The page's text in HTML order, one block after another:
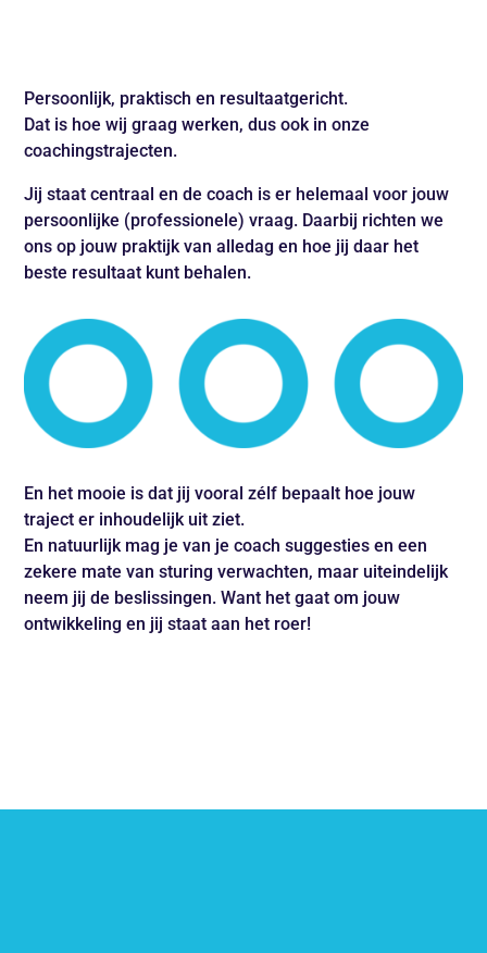
Persoonlijk, praktisch en resultaatgericht.
Dat is hoe wij graag werken, dus ook in onze
coachingstrajecten.
Jij staat centraal en de coach is er helemaal voor jouw
persoonlijke (professionele) vraag. Daarbij richten we
ons op jouw praktijk van alledag en hoe jij daar het
beste resultaat kunt behalen.
En het mooie is dat jij vooral zélf bepaalt hoe jouw
traject er inhoudelijk uit ziet.
En natuurlijk mag je van je coach suggesties en een
zekere mate van sturing verwachten, maar uiteindelijk
neem jij de beslissingen. Want het gaat om jouw
ontwikkeling en jij staat aan het roer!